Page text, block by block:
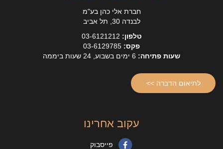
חברת אלי כהן בע"מ
לבנדה 30, תל אביב
טלפון:
פקס:
שעות פתיחה:
לתיאום הדברה >>
עקוב אחרינו
פייסבוק